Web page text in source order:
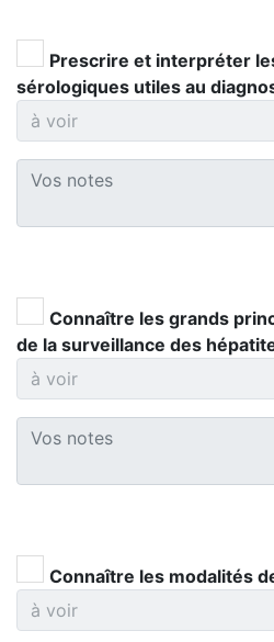
Prescrire et interpréter
sérologiques utiles au
Connaître les grands
de la surveillance des
Connaître les modalités